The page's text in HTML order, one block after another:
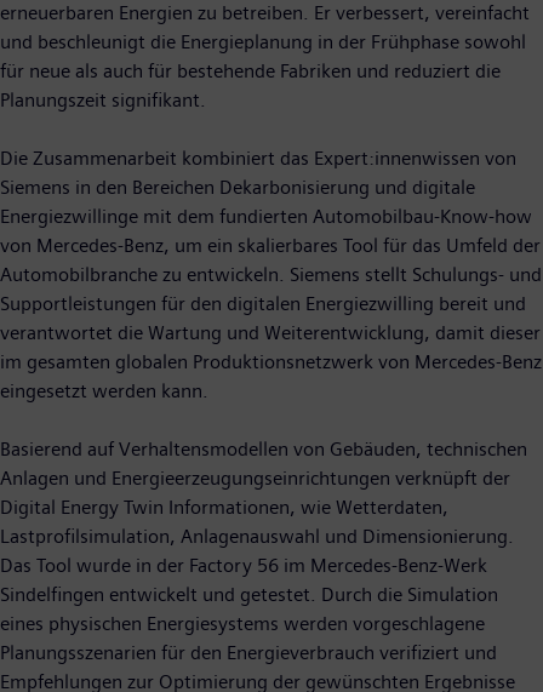
erneuerbaren Energien zu betreiben. Er verbessert, vereinfacht
und beschleunigt die Energieplanung in der Frühphase sowohl
für neue als auch für bestehende Fabriken und reduziert die
Planungszeit signifikant.
Die Zusammenarbeit kombiniert das Expert:innenwissen von
Siemens in den Bereichen Dekarbonisierung und digitale
Energiezwillinge mit dem fundierten Automobilbau-Know-how
von Mercedes-Benz, um ein skalierbares Tool für das Umfeld der
Automobilbranche zu entwickeln. Siemens stellt Schulungs- und
Supportleistungen für den digitalen Energiezwilling bereit und
verantwortet die Wartung und Weiterentwicklung, damit dieser
im gesamten globalen Produktionsnetzwerk von Mercedes-Benz
eingesetzt werden kann.
Basierend auf Verhaltensmodellen von Gebäuden, technischen
Anlagen und Energieerzeugungseinrichtungen verknüpft der
Digital Energy Twin Informationen, wie Wetterdaten,
Lastprofilsimulation, Anlagenauswahl und Dimensionierung.
Das Tool wurde in der Factory 56 im Mercedes-Benz-Werk
Sindelfingen entwickelt und getestet. Durch die Simulation
eines physischen Energiesystems werden vorgeschlagene
Planungsszenarien für den Energieverbrauch verifiziert und
Empfehlungen zur Optimierung der gewünschten Ergebnisse